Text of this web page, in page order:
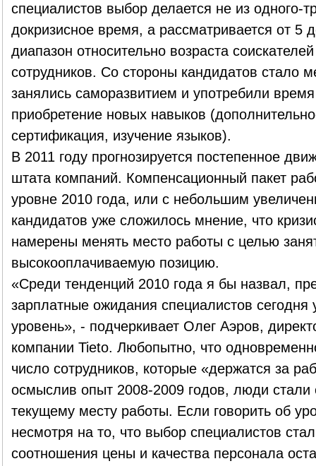
специалистов выбор делается не из одного-
докризисное время, а рассматривается от 5
диапазон относительно возраста
сотрудников. Со стороны кандидатов стало
занялись саморазвитием и употребили
приобретение новых навыков
сертификация, изучение языков).
В 2011 году прогнозируется постепенное
штата компаний. Компенсационный пакет
уровне 2010 года, или с небольшим
кандидатов уже сложилось мнение, что
намерены менять место работы с целью
высокооплачиваемую позицию.
«Среди тенденций 2010 года я бы назвал,
зарплатные ожидания специалистов
уровень», - подчеркивает Олег Аэров,
компании Tieto. Любопытно, что
число сотрудников, которые «держатся за
осмыслив опыт 2008-2009 годов, люди стали
текущему месту работы. Если говорить об
несмотря на то, что выбор специалистов
соотношения цены и качества персонала